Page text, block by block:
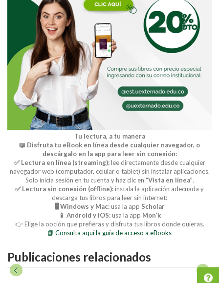
Buscar
Tu lectura, a tu manera
📖 Disfruta tu eBook en línea desde cualquier navegador, o
descárgalo en la app para leer sin conexión:
✅ Lectura en línea (streaming):lee directamente desde cualquier
navegador web (computador, celular o tablet) sin instalar aplicaciones.
Solo inicia sesión en tu cuenta y haz clic en “Vista en línea”.
✅ Lectura sin conexión (offline):instala la aplicación adecuada y
descarga tus libros para leer sin internet:
🖥️ Windows y Mac:usa la app Scholar
📱 Android y iOS:usa la app Mon’k
👉 Elige la opción que prefieras y disfruta tus libros donde quieras.
📘 Consulta aquí la guía de acceso a eBooks
Publicaciones relacionados